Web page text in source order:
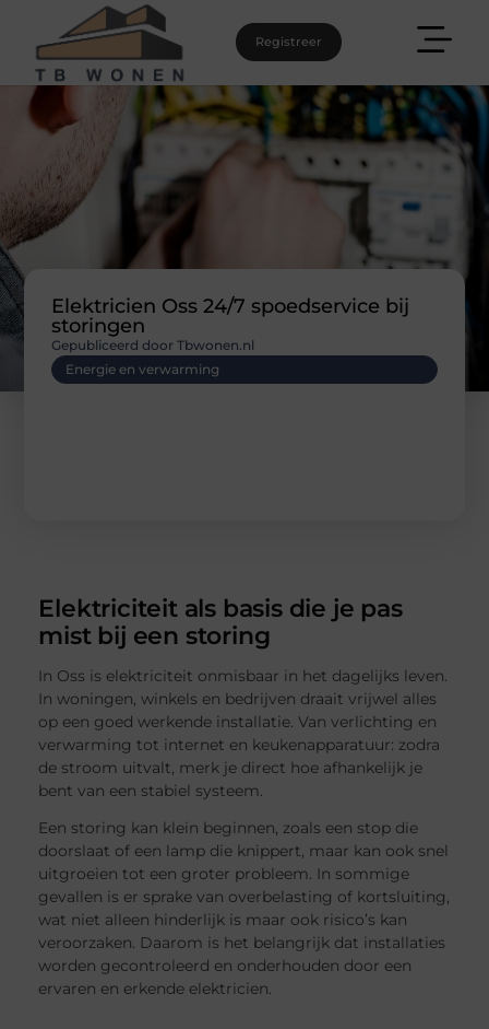
Registreer
Elektricien Oss 24/7 spoedservice bij
storingen
Energie en verwarming
Gepubliceerd door Tbwonen.nl
Elektriciteit als basis die je pas
mist bij een storing
In Oss is elektriciteit onmisbaar in het dagelijks leven.
In woningen, winkels en bedrijven draait vrijwel alles
op een goed werkende installatie. Van verlichting en
verwarming tot internet en keukenapparatuur: zodra
de stroom uitvalt, merk je direct hoe afhankelijk je
bent van een stabiel systeem.
Een storing kan klein beginnen, zoals een stop die
doorslaat of een lamp die knippert, maar kan ook snel
uitgroeien tot een groter probleem. In sommige
gevallen is er sprake van overbelasting of kortsluiting,
wat niet alleen hinderlijk is maar ook risico’s kan
veroorzaken. Daarom is het belangrijk dat installaties
worden gecontroleerd en onderhouden door een
ervaren en erkende elektricien.